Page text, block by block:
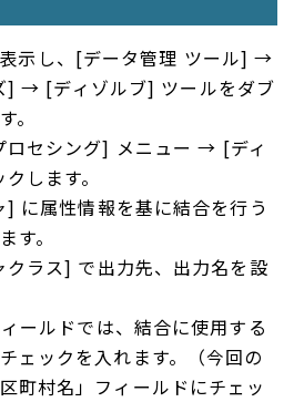
示し、[データ管理 ツール] →
] → [ディゾルブ] ツールをダブ
。
ロセシング] メニュー → [ディ
します。
に属性情報を基に結合を行う
す。
ラス] で出力先、出力名を設
ールドでは、結合に使用する
ェックを入れます。（今回の
町村名」フィールドにチェッ